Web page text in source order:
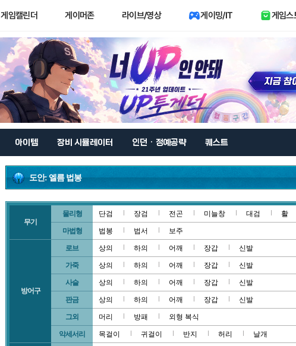
게임캘린더 게이머존 라이브/영상 게이밍/IT 게임스
아이템 장비 시뮬레이터 인던 · 정예공략 퀘스트
도안: 엘름 법봉
무기
물리형 단검 장검 전곤 미늘창 대검 활
마법형 법봉 법서 보주
방어구
로브 상의 하의 어깨 장갑 신발
가죽 상의 하의 어깨 장갑 신발
사슬 상의 하의 어깨 장갑 신발
판금 상의 하의 어깨 장갑 신발
그외 머리 방패 외형 복식
악세서리 목걸이 귀걸이 반지 허리 날개